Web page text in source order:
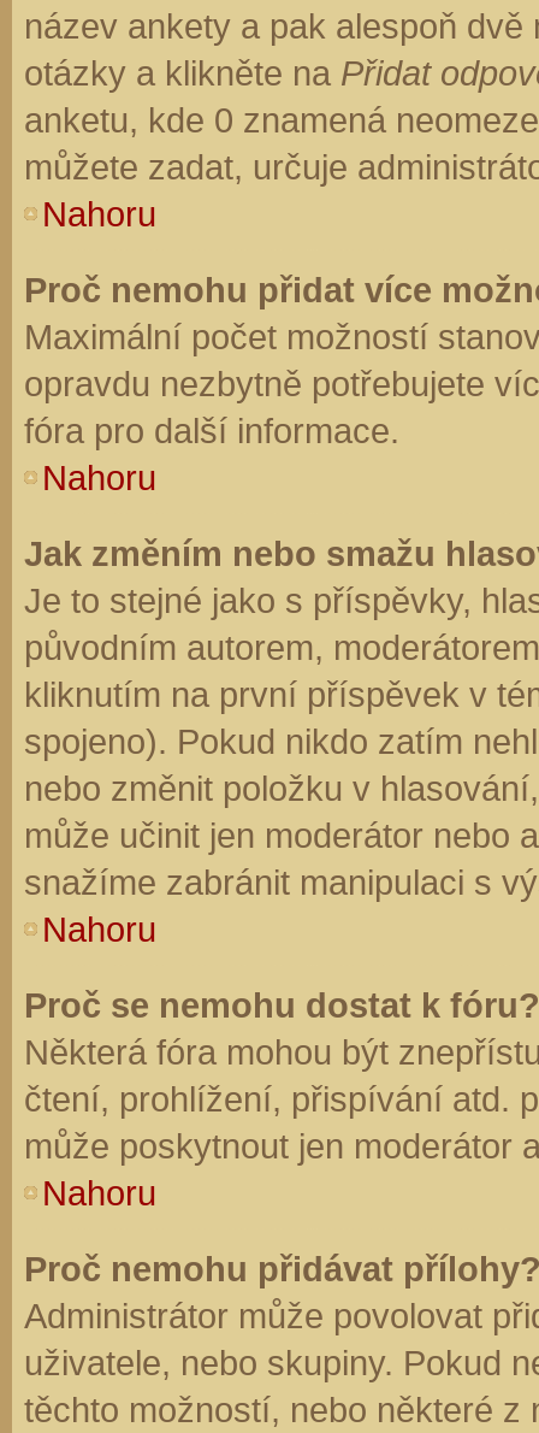
název ankety a pak alespoň
otázky a klikněte na Přidat
anketu, kde 0 znamená
můžete zadat, určuje
Nahoru
Proč nemohu přidat více
Maximální počet možností
opravdu nezbytně potřebujete
fóra pro další informace.
Nahoru
Jak změním nebo smažu
Je to stejné jako s příspěvky,
původním autorem,
kliknutím na první příspěvek v
spojeno). Pokud nikdo zatím
nebo změnit položku v
může učinit jen moderátor nebo
snažíme zabránit manipulaci s
Nahoru
Proč se nemohu dostat k fóru?
Některá fóra mohou být
čtení, prohlížení, přispívání atd.
může poskytnout jen moderátor
Nahoru
Proč nemohu přidávat
Administrátor může povolovat
uživatele, nebo skupiny. Pokud
těchto možností, nebo některé z